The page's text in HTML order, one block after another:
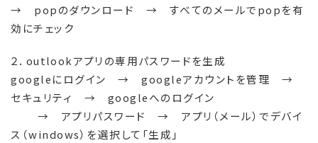
→ popのダウンロード → すべてのメールでpopを有
効にチェック
２．outlookアプリの専用パスワードを生成
googleにログイン → googleアカウントを管理 →
セキュリティ → googleへのログイン
→ アプリパスワード → アプリ（メール）でデバイ
ス（windows）を選択して「生成」